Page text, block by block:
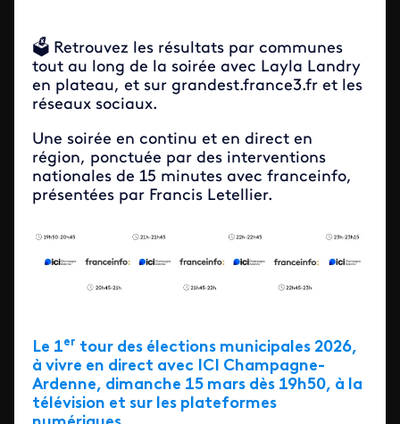
🗳️ Retrouvez les résultats par communes
tout au long de la soirée avec Layla Landry
en plateau, et sur grandest.france3.fr et les
réseaux sociaux.
Une soirée en continu et en direct en
région, ponctuée par des interventions
nationales de 15 minutes avec franceinfo,
présentées par Francis Letellier.
Le 1er tour des élections municipales 2026,
à vivre en direct avec ICI Champagne-
Ardenne, dimanche 15 mars dès 19h50, à la
télévision et sur les plateformes